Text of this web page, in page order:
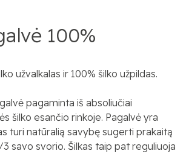
100%
užvalkalas ir 100% šilko užpildas.
pagaminta iš absoliučiai
šilko esančio rinkoje. Pagalvė yra
turi natūralią savybę sugerti prakaitą
savo svorio. Šilkas taip pat reguliuoja